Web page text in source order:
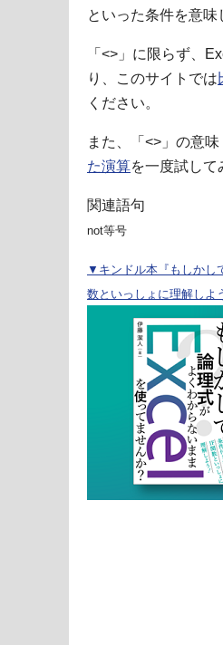
といった条件を意味
「<>」に限らず、
り、このサイトでは
ください。
また、「<>」の意
た演算を一度試して
関連語句
not等号
▼キンドル本『もしかし
数といっしょに理解しよ